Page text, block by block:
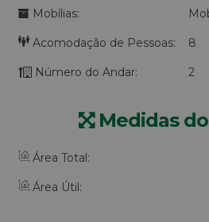
Mobílias:
Acomodação de Pessoas: 8
Número do Andar: 2
Medidas
Área Total:
Área Útil: